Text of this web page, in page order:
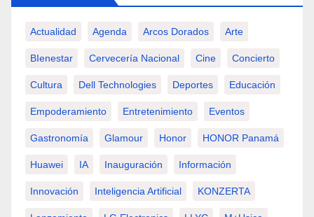
Actualidad Agenda Arcos Dorados Arte
BIenestar Cervecería Nacional Cine Concierto
Cultura Dell Technologies Deportes Educación
Empoderamiento Entretenimiento Eventos
Gastronomía Glamour Honor HONOR Panamá
Huawei IA Inauguración Información
Innovación Inteligencia Artificial KONZERTA